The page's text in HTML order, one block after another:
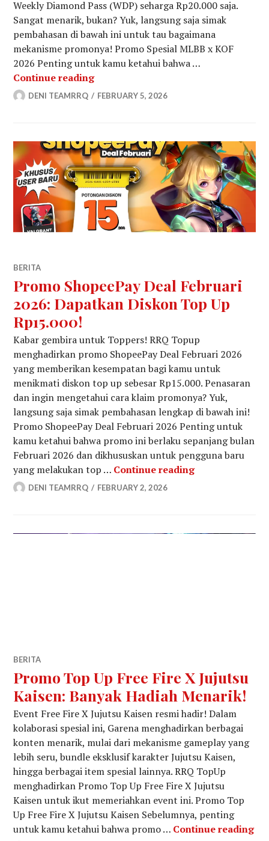
Weekly Diamond Pass (WDP) seharga Rp20.000 saja.
Sangat menarik, bukan? Yuk, langsung saja simak
pembahasan di bawah ini untuk tau bagaimana
mekanisme promonya! Promo Spesial MLBB x KOF
2026 Penting untuk kamu ketahui bahwa …
Continue readingPromo Spesial MLBB x KOF 2026:
DENI TEAMRRQ FEBRUARY 5, 2026
BERITA
Promo ShopeePay Deal Februari
2026: Dapatkan Diskon Top Up
Rp15.000!
Kabar gembira untuk Toppers! RRQ Topup
menghadirkan promo ShopeePay Deal Februari 2026
yang memberikan kesempatan bagi kamu untuk
menikmati diskon top up sebesar Rp15.000. Penasaran
dan ingin mengetahui cara klaim promonya? Yuk,
langsung saja simak pembahasan lengkap di bawah ini!
Promo ShopeePay Deal Februari 2026 Penting untuk
kamu ketahui bahwa promo ini berlaku sepanjang bulan
Februari 2026 dan dikhususkan untuk pengguna baru
yang melakukan top … Continue readingPromo
DENI TEAMRRQ FEBRUARY 2, 2026
BERITA
Promo Top Up Free Fire X Jujutsu
Kaisen: Banyak Hadiah Menarik!
Event Free Fire X Jujutsu Kaisen resmi hadir! Dalam
kolaborasi spesial ini, Garena menghadirkan berbagai
konten menarik, mulai dari mekanisme gameplay yang
lebih seru, bundle eksklusif karakter Jujutsu Kaisen,
hingga berbagai item spesial lainnya. RRQ TopUp
menghadirkan Promo Top Up Free Fire X Jujutsu
Kaisen untuk ikut memeriahkan event ini. Promo Top
Up Free Fire X Jujutsu Kaisen Sebelumnya, penting
untuk kamu ketahui bahwa promo … Continue reading